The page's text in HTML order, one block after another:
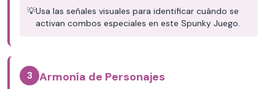
💡Usa las señales visuales para identificar cuándo se
activan combos especiales en este Spunky Juego.
3 Armonía de Personajes